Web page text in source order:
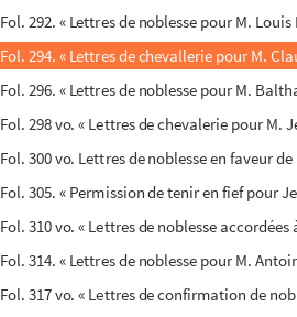
Fol. 292. « Lettres de noblesse pour M.
Fol. 294. « Lettres de chevallerie pour M.
Fol. 296. « Lettres de noblesse pour M.
Fol. 298 vo. « Lettres de chevalerie pour M.
Fol. 300 vo. Lettres de noblesse en faveur
Fol. 305. « Permission de tenir en fief pour
Fol. 310 vo. « Lettres de noblesse
Fol. 314. « Lettres de noblesse pour M.
Fol. 317 vo. « Lettres de confirmation de